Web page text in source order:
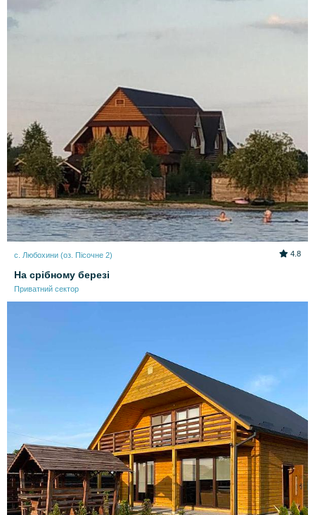
с. Любохини (оз. Пісочне 2) 4.8
На срібному березі
Приватний сектор